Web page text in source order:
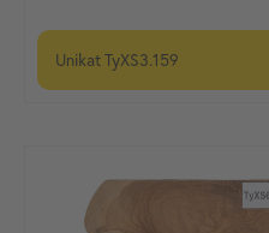
UnikatTyXS3.159